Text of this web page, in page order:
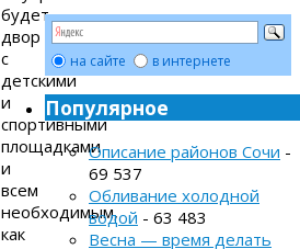
будет
двор
с
детскими
и
спортивными
площадками
и
всем
необходимым,
как
на сайте в интернете
Популярное
Описание районов Сочи -
69 537
Обливание холодной
водой - 63 483
Весна — время делать